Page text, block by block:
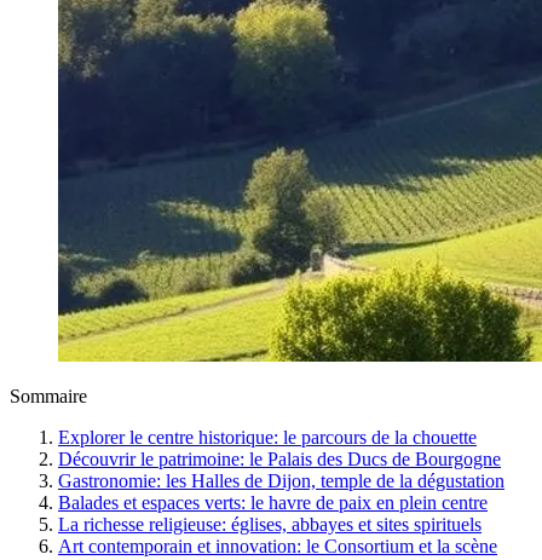
Sommaire
Explorer le centre historique: le parcours de la chouette
Découvrir le patrimoine: le Palais des Ducs de Bourgogne
Gastronomie: les Halles de Dijon, temple de la dégustation
Balades et espaces verts: le havre de paix en plein centre
La richesse religieuse: églises, abbayes et sites spirituels
Art contemporain et innovation: le Consortium et la scène